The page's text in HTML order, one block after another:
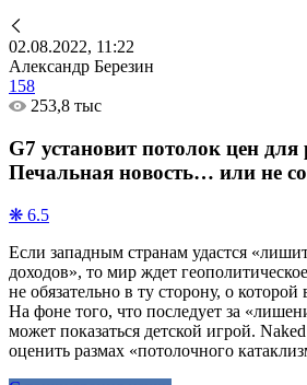
02.08.2022, 11:22
Александр Березин
158
253,8 тыс
G7 установит потолок цен для
Печальная новость… или не
❋ 6.5
Если западным странам удастся
доходов», то мир ждет
не обязательно в ту сторону, о
На фоне того, что последует за
может показаться детской игрой.
оценить размах «потолочного